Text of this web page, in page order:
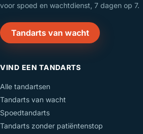
voor spoed en wachtdienst, 7 dagen op 7.
Tandarts van wacht
VIND EEN TANDARTS
Alle tandartsen
Tandarts van wacht
Spoedtandarts
Tandarts zonder patiëntenstop